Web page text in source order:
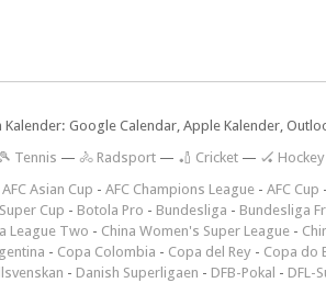
Google Calendar, Apple Kalender,
Tennis — 🚴 Radsport — 🏏 Cricket — 🏑 Hockey
AFC Asian Cup - AFC Champions League - AFC Cup -
Cup - Botola Pro - Bundesliga - Bundesliga
League Two - China Women's Super League -
- Copa Colombia - Copa del Rey - Copa do
- Danish Superligaen - DFB-Pokal - DFL-